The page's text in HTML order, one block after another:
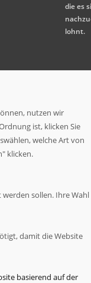
die es
lohnt.
nutzen wir
ist, klicken Sie
welche Art von
klicken.
werden sollen. Ihre Wahl
damit die Website
basierend auf der